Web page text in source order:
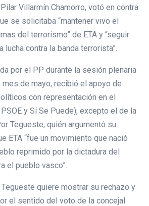
Villarmín Chamorro, votó en contra
se solicitaba “mantener vivo el
del terrorismo” de ETA y “seguir
contra la banda terrorista”.
por el PP durante la sesión plenaria
de mayo, recibió el apoyo de
con representación en el
y Sí Se Puede), excepto el de la
Tegueste, quién argumentó su
ETA “fue un movimiento que nació
reprimido por la dictadura del
el pueblo vasco”.
Tegueste quiere mostrar su rechazo y
el sentido del voto de la concejal